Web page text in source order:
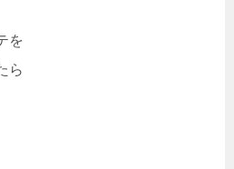
を
ら